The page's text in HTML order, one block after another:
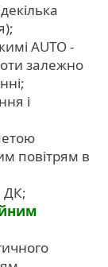
AUTO -
залежно
і
повітрям в
ДК;